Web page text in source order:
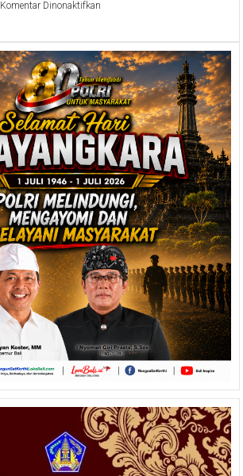
Komentar Dinonaktifkan
Massal
di
Pasar
Galiran,
Sekda
Dewa
Indra
Tegaskan
Langkah
Tracing
Covid-
19
Seluas-
luasnya